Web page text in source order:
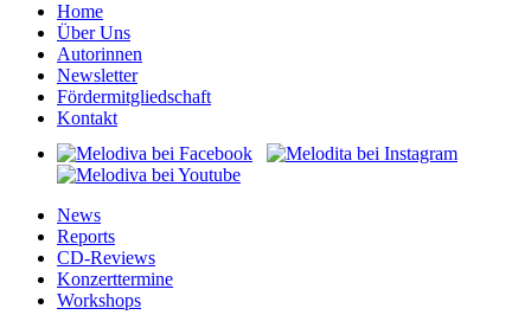
Home
Über Uns
Autorinnen
Newsletter
Fördermitgliedschaft
Kontakt
News
Reports
CD-Reviews
Konzerttermine
Workshops